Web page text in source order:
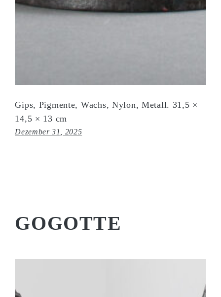
Gips, Pigmente, Wachs, Nylon, Metall. 31,5 ×
14,5 × 13 cm
Dezember 31, 2025
GOGOTTE